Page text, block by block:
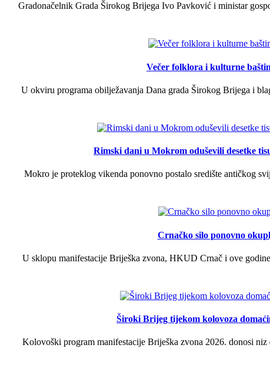
Gradonačelnik Grada Širokog Brijega Ivo Pavković i ministar
Večer folklora i kulturne
U okviru programa obilježavanja Dana grada Širokog Brijega i
Rimski dani u Mokrom oduševili desetke
Mokro je proteklog vikenda ponovno postalo središte antičkog
Crnačko silo ponovno
U sklopu manifestacije Briješka zvona, HKUD Crnač i ove
Široki Brijeg tijekom kolovoza
Kolovoški program manifestacije Briješka zvona 2026. donosi